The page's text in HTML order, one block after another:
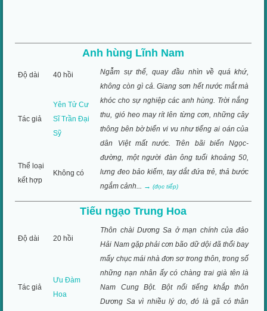
Anh hùng Lĩnh Nam
Độ dài 40 hồi
Ngẫm sự thế, quay đầu nhìn về quá khứ,
không còn gì cả. Giang sơn hết nước mắt mà
khóc cho sự nghiệp các anh hùng. Trời nắng
thu, gió heo may rít lên từng cơn, những cây
thông bên bờ biển vi vu như tiếng ai oán của
dân Việt mất nước. Trên bãi biển Ngọc-
đường, một người đàn ông tuổi khoảng 50,
lưng đeo bảo kiếm, tay dắt đứa trẻ, thả bước
ngắm cảnh... →(đọc tiếp)
Tác giả
Yên Tử Cư
Sĩ Trần Đại
Sỹ
Thể loại
kết hợp
Không có
Tiếu ngạo Trung Hoa
Độ dài 20 hồi
Thôn chài Dương Sa ở mạn chính của đảo
Hải Nam gặp phải cơn bão dữ dội đã thổi bay
mấy chục mái nhà đơn sơ trong thôn, trong số
những nạn nhân ấy có chàng trai già tên là
Nam Cung Bột. Bột nổi tiếng khắp thôn
Dương Sa vì nhiều lý do, đó là gã có thân
Tác giả
Ưu Đàm
Hoa